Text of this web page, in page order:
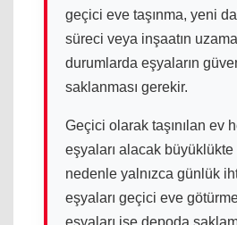
geçici eve taşınma, yeni
süreci veya inşaatın
durumlarda eşyaların
saklanması gerekir.
Geçici olarak taşınılan ev
eşyaları alacak
nedenle yalnızca günlük
eşyaları geçici eve